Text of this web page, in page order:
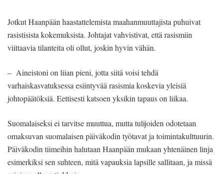
Jotkut Haanpään haastattelemista maahanmuuttajista puhuivat
rasistisista kokemuksista. Johtajat vahvistivat, että rasismiin
viittaavia tilanteita oli ollut, joskin hyvin vähän.
– Aineistoni on liian pieni, jotta siitä voisi tehdä
varhaiskasvatuksessa esiintyvää rasismia koskevia yleisiä
johtopäätöksiä. Eettisesti katsoen yksikin tapaus on liikaa.
Suomalaiseksi ei tarvitse muuttua, mutta tulijoiden odotetaan
omaksuvan suomalaisen päiväkodin työtavat ja toimintakulttuurin.
Päiväkodin tiimeihin halutaan Haanpään mukaan yhtenäinen linja
esimerkiksi sen suhteen, mitä vapauksia lapsille sallitaan, ja missä